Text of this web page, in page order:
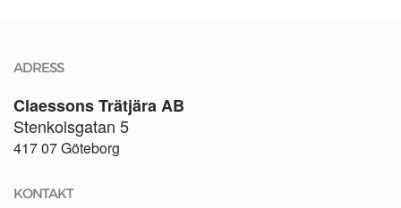
ADRESS
Claessons Trätjära AB
Stenkolsgatan 5
417 07 Göteborg
KONTAKT